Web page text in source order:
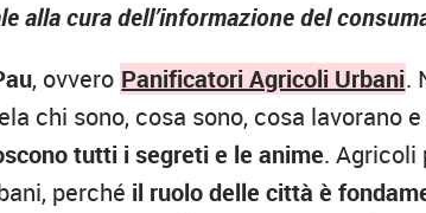
alla cura dell’informazione del
, ovvero Panificatori Agricoli Urbani.
chi sono, cosa sono, cosa lavorano
tutti i segreti e le anime. Agricoli
perché il ruolo delle città è